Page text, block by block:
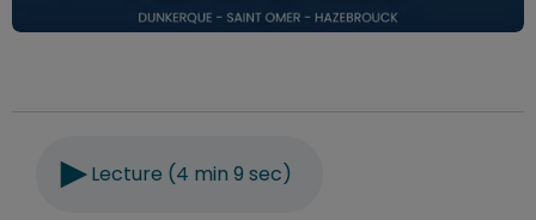
Lecture (4 min 9 sec)